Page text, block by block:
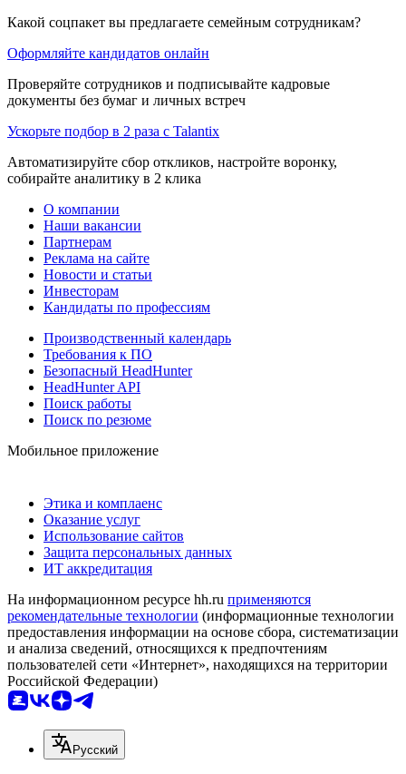
Какой соцпакет вы предлагаете семейным сотрудникам?
Оформляйте кандидатов онлайн
Проверяйте сотрудников и подписывайте кадровые
документы без бумаг и личных встреч
Ускорьте подбор в 2 раза с Talantix
Автоматизируйте сбор откликов, настройте воронку,
собирайте аналитику в 2 клика
О компании
Наши вакансии
Партнерам
Реклама на сайте
Новости и статьи
Инвесторам
Кандидаты по профессиям
Производственный календарь
Требования к ПО
Безопасный HeadHunter
HeadHunter API
Поиск работы
Поиск по резюме
Мобильное приложение
Этика и комплаенс
Оказание услуг
Использование сайтов
Защита персональных данных
ИТ аккредитация
На информационном ресурсе hh.ru применяются
рекомендательные технологии (информационные технологии
предоставления информации на основе сбора, систематизации
и анализа сведений, относящихся к предпочтениям
пользователей сети «Интернет», находящихся на территории
Российской Федерации)
Русский